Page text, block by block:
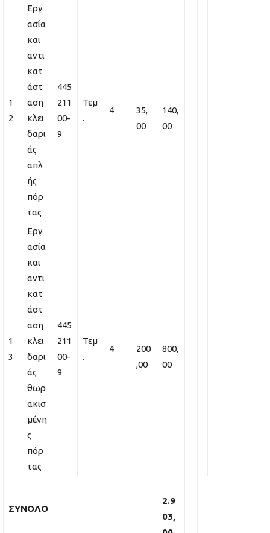
1
2
Εργ
ασία
και
αντι
κατ
άστ
αση
κλει
δαρι
άς
απλ
ής
πόρ
τας
445
211
00-
9
Τεμ
.
4
35,
00
140,
00
1
3
Εργ
ασία
και
αντι
κατ
άστ
αση
κλει
δαρι
άς
θωρ
ακισ
μένη
ς
πόρ
τας
445
211
00-
9
Τεμ
.
4
200
,00
800,
00
ΣΥΝΟΛΟ
2.9
03,